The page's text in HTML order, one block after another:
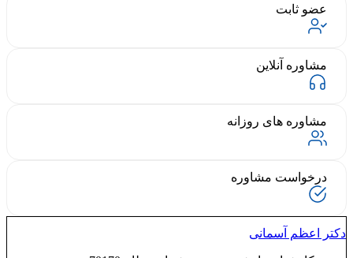
عضو ثابت
مشاوره آنلاین
مشاوره های روزانه
درخواست مشاوره
دکتر اعظم آسمانی